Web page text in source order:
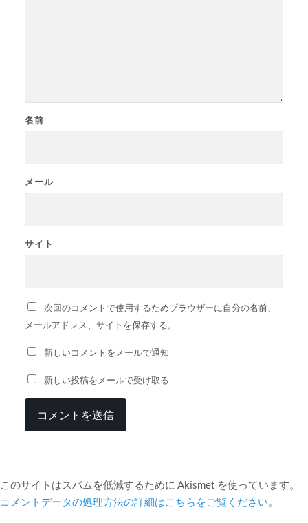
名前
メール
サイト
次回のコメントで使用するためブラウザーに自分の名前、
メールアドレス、サイトを保存する。
新しいコメントをメールで通知
新しい投稿をメールで受け取る
このサイトはスパムを低減するために Akismet を使っています。
コメントデータの処理方法の詳細はこちらをご覧ください。